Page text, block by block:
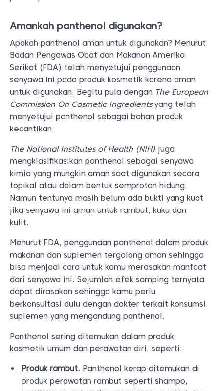
Amankah panthenol digunakan?
Apakah panthenol aman untuk digunakan? Menurut
Badan Pengawas Obat dan Makanan Amerika
Serikat (FDA) telah menyetujui penggunaan
senyawa ini pada produk kosmetik karena aman
untuk digunakan. Begitu pula dengan The European
Commission On Cosmetic Ingredientsyang telah
menyetujui panthenol sebagai bahan produk
kecantikan.
The National Institutes of Health (NIH) juga
mengklasifikasikan panthenol sebagai senyawa
kimia yang mungkin aman saat digunakan secara
topikal atau dalam bentuk semprotan hidung.
Namun tentunya masih belum ada bukti yang kuat
jika senyawa ini aman untuk rambut, kuku dan
kulit.
Menurut FDA, penggunaan panthenol dalam produk
makanan dan suplemen tergolong aman sehingga
bisa menjadi cara untuk kamu merasakan manfaat
dari senyawa ini. Sejumlah efek samping ternyata
dapat dirasakan sehingga kamu perlu
berkonsultasi dulu dengan dokter terkait konsumsi
suplemen yang mengandung panthenol.
Panthenol sering ditemukan dalam produk
kosmetik umum dan perawatan diri, seperti:
Produk rambut. Panthenol kerap ditemukan di
produk perawatan rambut seperti shampo,